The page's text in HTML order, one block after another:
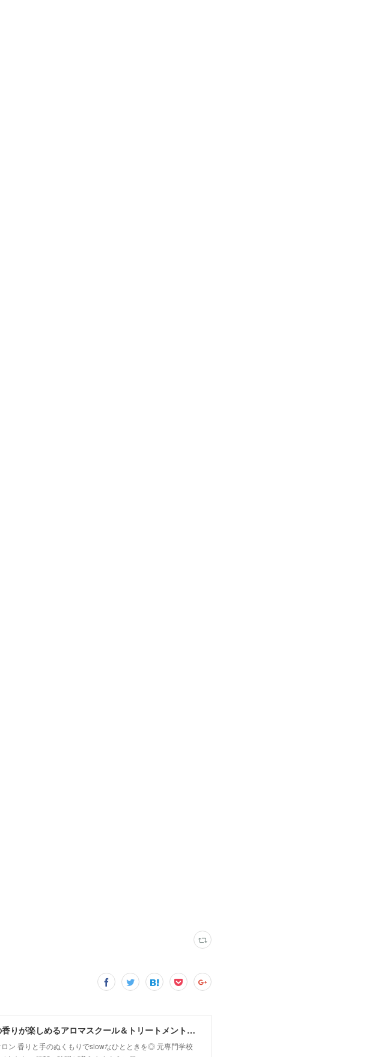
MoonLeaf sapporo / 札幌市東区の100種類以上の香りが楽しめるアロマスクール＆トリートメントサロン
ン 香りと手のぬくもりでslowなひとときを◎ 元専門学校